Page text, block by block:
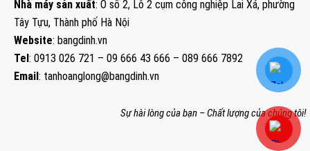
Nhà máy sản xuất: Ô số 2, Lô 2 cụm công nghiệp Lai Xá, phường
Tây Tựu, Thành phố Hà Nội
Website: bangdinh.vn
Tel : 0913 026 721 – 09 666 43 666 – 089 666 7892
Email : tanhoanglong@bangdinh.vn
Sự hài lòng của bạn – Chất lượng của chúng tôi!